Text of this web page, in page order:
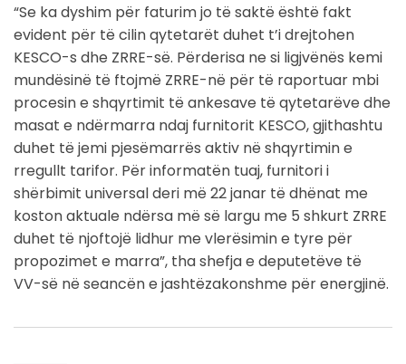
“Se ka dyshim për faturim jo të saktë është fakt
evident për të cilin qytetarët duhet t’i drejtohen
KESCO-s dhe ZRRE-së. Përderisa ne si ligjvënës kemi
mundësinë të ftojmë ZRRE-në për të raportuar mbi
procesin e shqyrtimit të ankesave të qytetarëve dhe
masat e ndërmarra ndaj furnitorit KESCO, gjithashtu
duhet të jemi pjesëmarrës aktiv në shqyrtimin e
rregullt tarifor. Për informatën tuaj, furnitori i
shërbimit universal deri më 22 janar të dhënat me
koston aktuale ndërsa më së largu me 5 shkurt ZRRE
duhet të njoftojë lidhur me vlerësimin e tyre për
propozimet e marra”, tha shefja e deputetëve të
VV-së në seancën e jashtëzakonshme për energjinë.